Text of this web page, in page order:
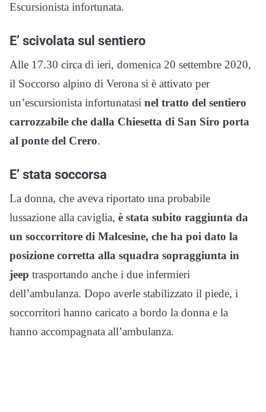
Escursionista infortunata.
E’ scivolata sul sentiero
Alle 17.30 circa di ieri, domenica 20 settembre 2020,
il Soccorso alpino di Verona si è attivato per
un’escursionista infortunatasi nel tratto del sentiero
carrozzabile che dalla Chiesetta di San Siro porta
al ponte del Crero.
E’ stata soccorsa
La donna, che aveva riportato una probabile
lussazione alla caviglia, è stata subito raggiunta da
un soccorritore di Malcesine, che ha poi dato la
posizione corretta alla squadra sopraggiunta in
jeep trasportando anche i due infermieri
dell’ambulanza. Dopo averle stabilizzato il piede, i
soccorritori hanno caricato a bordo la donna e la
hanno accompagnata all’ambulanza.